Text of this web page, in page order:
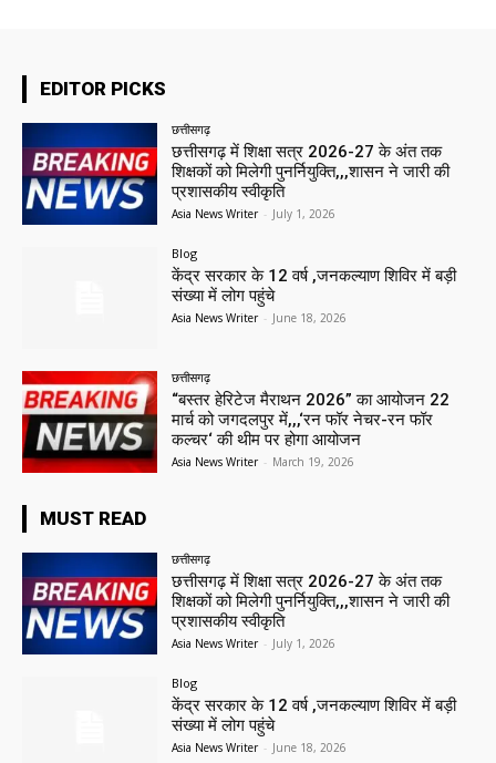
EDITOR PICKS
छत्तीसगढ़
छत्तीसगढ़ में शिक्षा सत्र 2026-27 के अंत तक
शिक्षकों को मिलेगी पुनर्नियुक्ति,,,शासन ने जारी की
प्रशासकीय स्वीकृति
Asia News Writer - July 1, 2026
Blog
केंद्र सरकार के 12 वर्ष ,जनकल्याण शिविर में बड़ी
संख्या में लोग पहुंचे
Asia News Writer - June 18, 2026
छत्तीसगढ़
“बस्तर हेरिटेज मैराथन 2026” का आयोजन 22
मार्च को जगदलपुर में,,,‘रन फॉर नेचर-रन फॉर
कल्चर‘ की थीम पर होगा आयोजन
Asia News Writer - March 19, 2026
MUST READ
छत्तीसगढ़
छत्तीसगढ़ में शिक्षा सत्र 2026-27 के अंत तक
शिक्षकों को मिलेगी पुनर्नियुक्ति,,,शासन ने जारी की
प्रशासकीय स्वीकृति
Asia News Writer - July 1, 2026
Blog
केंद्र सरकार के 12 वर्ष ,जनकल्याण शिविर में बड़ी
संख्या में लोग पहुंचे
Asia News Writer - June 18, 2026